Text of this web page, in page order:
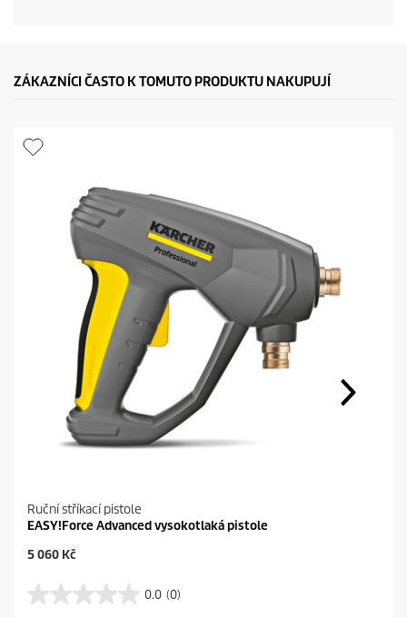
ZÁKAZNÍCI ČASTO K TOMUTO PRODUKTU NAKUPUJÍ
Ruční stříkací pistole
EASY!Force Advanced vysokotlaká pistole
C
5 060 Kč
0.0 (0)
0